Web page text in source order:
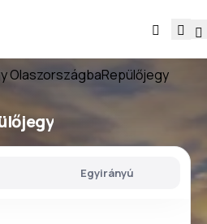
OlaszországbaRepülőjegy
Egyirányú